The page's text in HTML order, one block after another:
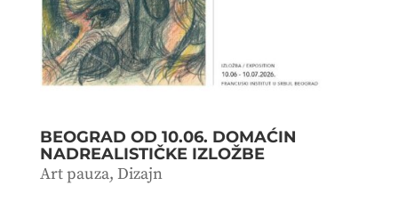
BEOGRAD OD 10.06. DOMAĆIN
NADREALISTIČKE IZLOŽBE
Art pauza, Dizajn